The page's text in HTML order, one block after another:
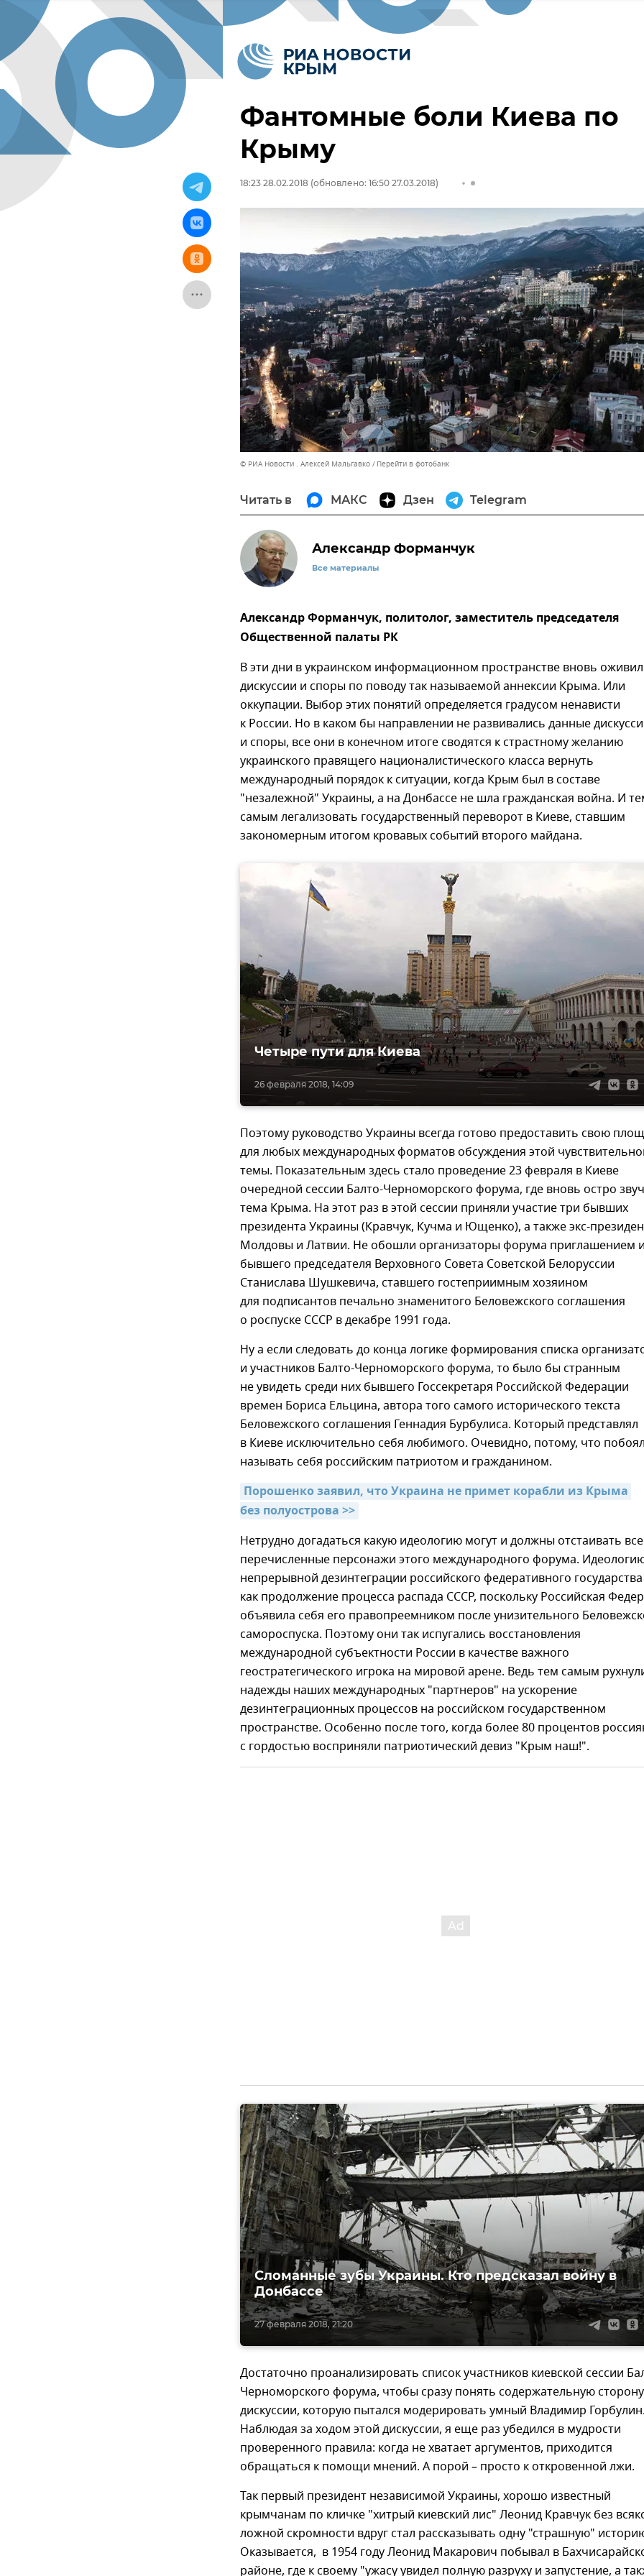
Фантомные боли Киева по
Крыму
18:23 28.02.2018 (обновлено: 16:50 27.03.2018)
© РИА Новости . Алексей Мальгавко Перейти в фотобанк
Читать в МАКС Дзен Telegram
Александр Форманчук
Все материалы
Александр Форманчук, политолог, заместитель председателя
Общественной палаты РК
В эти дни в украинском информационном пространстве вновь
дискуссии и споры по поводу так называемой аннексии Крыма. Или
оккупации. Выбор этих понятий определяется градусом ненависти
к России. Но в каком бы направлении не развивались данные
и споры, все они в конечном итоге сводятся к страстному желанию
украинского правящего националистического класса вернуть
международный порядок к ситуации, когда Крым был в составе
"незалежной" Украины, а на Донбассе не шла гражданская война. И
самым легализовать государственный переворот в Киеве, ставшим
закономерным итогом кровавых событий второго майдана.
26 февраля 2018, 14:09
Четыре пути для Киева
Поэтому руководство Украины всегда готово предоставить свою
для любых международных форматов обсуждения этой
темы. Показательным здесь стало проведение 23 февраля в Киеве
очередной сессии Балто-Черноморского форума, где вновь остро
тема Крыма. На этот раз в этой сессии приняли участие три бывших
президента Украины (Кравчук, Кучма и Ющенко), а также экс-
Молдовы и Латвии. Не обошли организаторы форума приглашением и
бывшего председателя Верховного Совета Советской Белоруссии
Станислава Шушкевича, ставшего гостеприимным хозяином
для подписантов печально знаменитого Беловежского соглашения
о роспуске СССР в декабре 1991 года.
Ну а если следовать до конца логике формирования списка
и участников Балто-Черноморского форума, то было бы странным
не увидеть среди них бывшего Госсекретаря Российской Федерации
времен Бориса Ельцина, автора того самого исторического текста
Беловежского соглашения Геннадия Бурбулиса. Который представлял
в Киеве исключительно себя любимого. Очевидно, потому, что
называть себя российским патриотом и гражданином.
Порошенко заявил, что Украина не примет корабли из Крыма
без полуострова >>
Нетрудно догадаться какую идеологию могут и должны отстаивать все
перечисленные персонажи этого международного форума.
непрерывной дезинтеграции российского федеративного государства
как продолжение процесса распада СССР, поскольку Российская
объявила себя его правопреемником после унизительного
самороспуска. Поэтому они так испугались восстановления
международной субъектности России в качестве важного
геостратегического игрока на мировой арене. Ведь тем самым
надежды наших международных "партнеров" на ускорение
дезинтеграционных процессов на российском государственном
пространстве. Особенно после того, когда более 80 процентов
с гордостью восприняли патриотический девиз "Крым наш!".
27 февраля 2018, 21:20
Сломанные зубы Украины. Кто предсказал войну в
Донбассе
Достаточно проанализировать список участников киевской сессии
Черноморского форума, чтобы сразу понять содержательную сторону
дискуссии, которую пытался модерировать умный Владимир Горбулин.
Наблюдая за ходом этой дискуссии, я еще раз убедился в мудрости
проверенного правила: когда не хватает аргументов, приходится
обращаться к помощи мнений. А порой – просто к откровенной лжи.
Так первый президент независимой Украины, хорошо известный
крымчанам по кличке "хитрый киевский лис" Леонид Кравчук без
ложной скромности вдруг стал рассказывать одну "страшную"
Оказывается, в 1954 году Леонид Макарович побывал в
районе, где к своему "ужасу увидел полную разруху и запустение, а